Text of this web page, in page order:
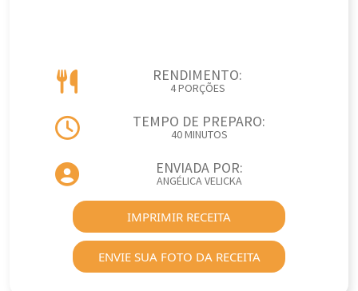
RENDIMENTO:
4 PORÇÕES
TEMPO DE PREPARO:
40 MINUTOS
ENVIADA POR:
ANGÉLICA VELICKA
IMPRIMIR RECEITA
ENVIE SUA FOTO DA RECEITA